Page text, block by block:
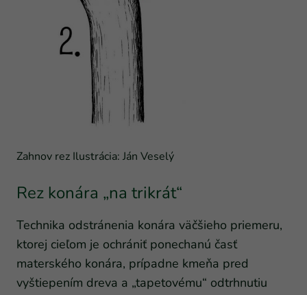
Zahnov rez Ilustrácia: Ján Veselý
Rez konára „na trikrát“
Technika odstránenia konára väčšieho priemeru,
ktorej cieľom je ochrániť ponechanú časť
materského konára, prípadne kmeňa pred
vyštiepením dreva a „tapetovému“ odtrhnutiu